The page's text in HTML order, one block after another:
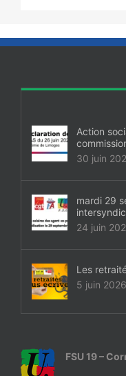
Action
30 juin
mardi 29
24 juin
Les
5 juin 2026
FSU 19 –